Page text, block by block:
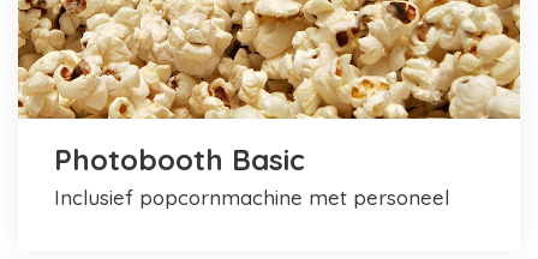
Photobooth Basic
inclusief popcornmachine met personeel